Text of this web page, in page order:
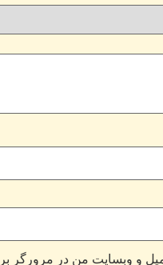
و وبسایت من در مرورگر